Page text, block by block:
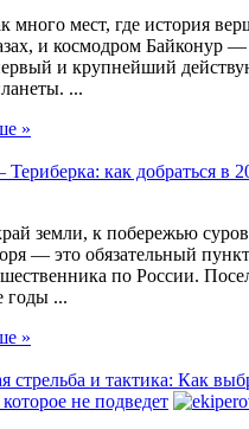
много мест, где история
и космодром Байконур
и крупнейший
...
»
как добраться в
земли, к побережью
— это обязательный
по России.
годы ...
»
стрельба и тактика: Как
не подведет